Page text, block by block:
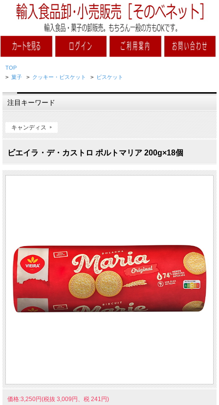
TOP
> 菓子 > クッキー・ビスケット > ビスケット
注目キーワード
キャンディス
ビエイラ・デ・カストロ ポルトマリア 200g×18個
価格:3,250円(税抜 3,009円、税 241円)